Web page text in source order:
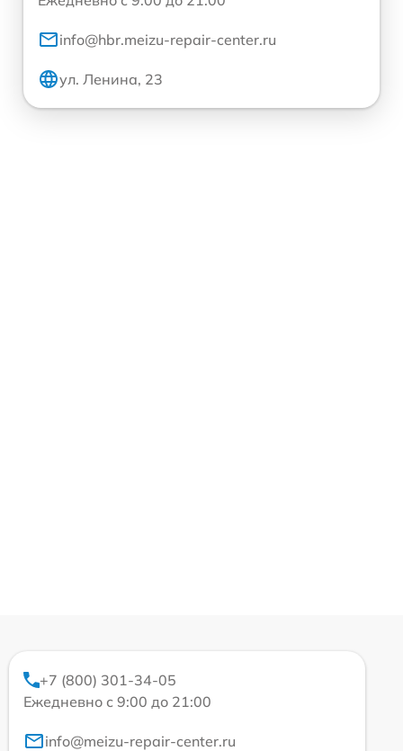
info@hbr.meizu-repair-center.ru
ул. Ленина, 23
+7 (800) 301-34-05
Ежедневно с 9:00 до 21:00
info@meizu-repair-center.ru